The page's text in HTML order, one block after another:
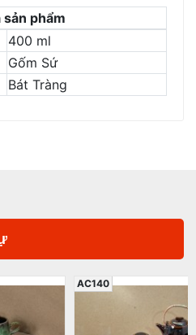
phẩm
400 ml
Gốm Sứ
Bát Tràng
AC140